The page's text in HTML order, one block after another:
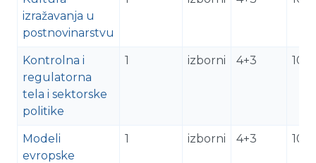
izražavanja u
postnovinarstvu
Kontrolna i
regulatorna
tela i sektorske
politike
1 izborni 4+3 10
Modeli
evropske
1 izborni 4+3 10